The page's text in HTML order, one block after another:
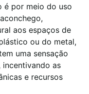
é por meio do uso
aos espaços de
ou do metal,
uma sensação
as
e recursos